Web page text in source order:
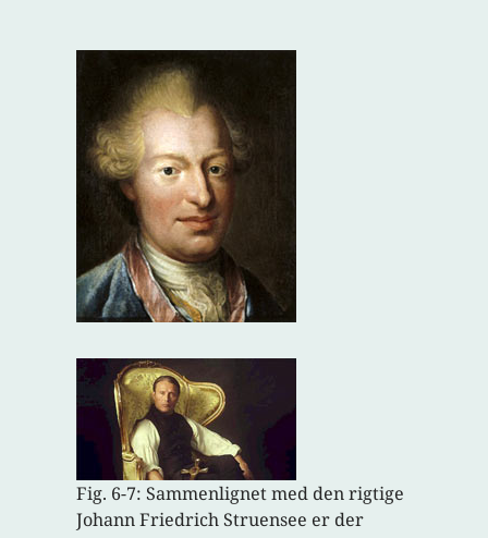
Fig. 6-7: Sammenlignet med den rigtige
Johann Friedrich Struensee er der